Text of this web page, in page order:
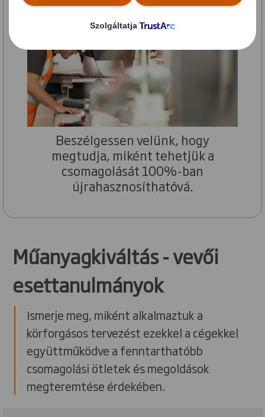
Beszélgessen velünk, hogy
megtudja, miként tehetjük a
csomagolását 100%-ban
újrahasznosíthatóvá.
Műanyagkiváltás - vevői
esettanulmányok
Ismerje meg, miként alkalmaztuk a
körforgásos tervezést ezekkel a cégekkel
együttműködve a fenntarthatóbb
csomagolási ötletek és megoldások
megteremtése érdekében.